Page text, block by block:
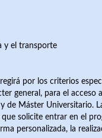
y el transporte
por los criterios
general, para el
Máster Universitario.
solicite entrar en el
personalizada, la